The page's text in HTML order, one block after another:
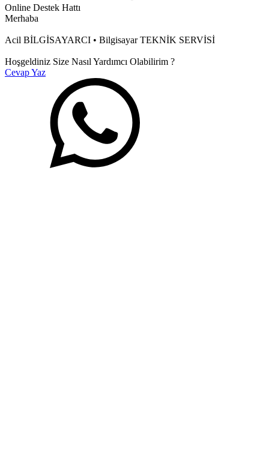
Online Destek Hattı
Merhaba
Acil BİLGİSAYARCI • Bilgisayar TEKNİK SERVİSİ
Hoşgeldiniz Size Nasıl Yardımcı Olabilirim ?
Cevap Yaz